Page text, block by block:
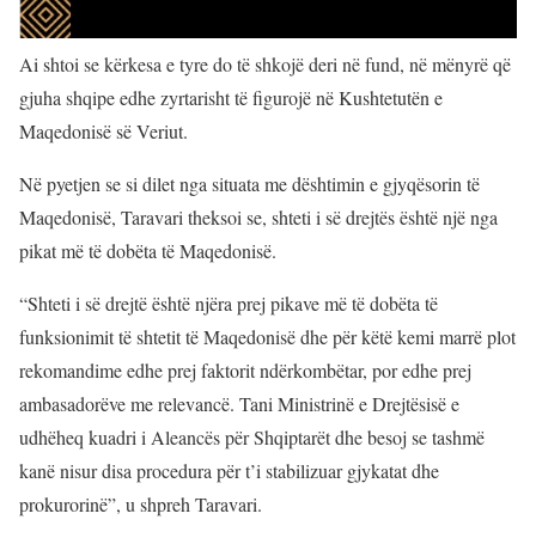
Ai shtoi se kërkesa e tyre do të shkojë deri në fund, në mënyrë që
gjuha shqipe edhe zyrtarisht të figurojë në Kushtetutën e
Maqedonisë së Veriut.
Në pyetjen se si dilet nga situata me dështimin e gjyqësorin të
Maqedonisë, Taravari theksoi se, shteti i së drejtës është një nga
pikat më të dobëta të Maqedonisë.
“Shteti i së drejtë është njëra prej pikave më të dobëta të
funksionimit të shtetit të Maqedonisë dhe për këtë kemi marrë plot
rekomandime edhe prej faktorit ndërkombëtar, por edhe prej
ambasadorëve me relevancë. Tani Ministrinë e Drejtësisë e
udhëheq kuadri i Aleancës për Shqiptarët dhe besoj se tashmë
kanë nisur disa procedura për t’i stabilizuar gjykatat dhe
prokurorinë”, u shpreh Taravari.